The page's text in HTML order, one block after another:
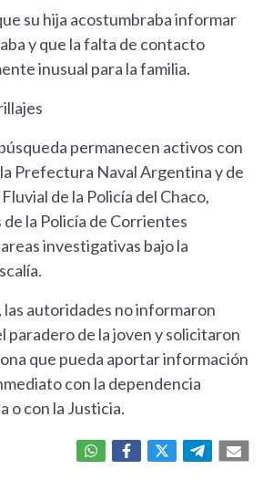
su hija acostumbraba informar
y que la falta de contacto
inusual para la familia.
permanecen activos con
Prefectura Naval Argentina y de
de la Policía del Chaco,
la Policía de Corrientes
investigativas bajo la
las autoridades no informaron
paradero de la joven y solicitaron
que pueda aportar información
con la dependencia
o con la Justicia.